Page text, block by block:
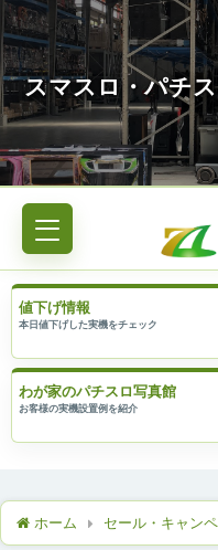
値下げ情報
わが家のパチスロ写真館
ホーム セール・キャン